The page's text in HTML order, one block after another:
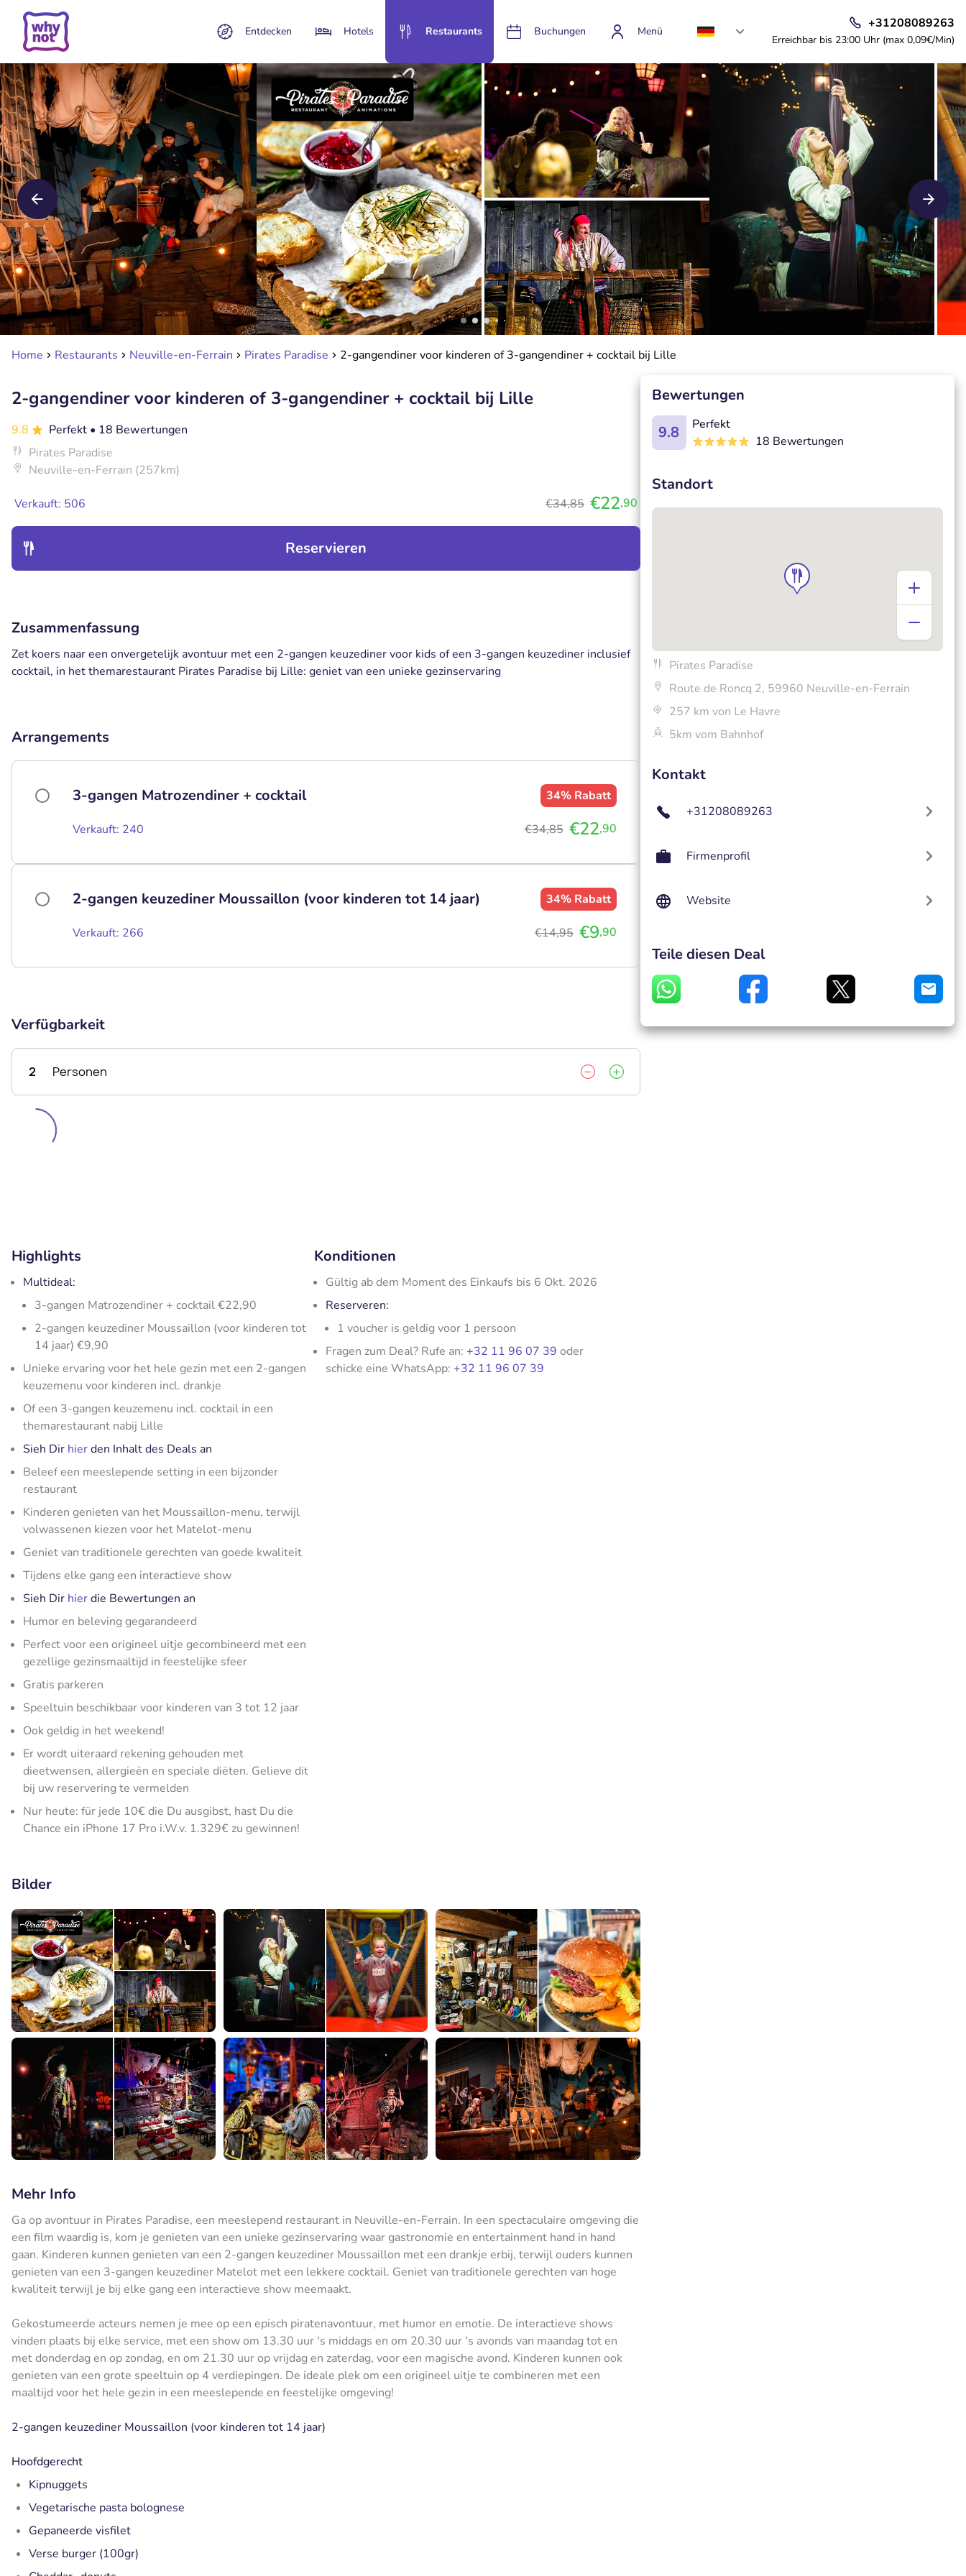
Entdecken Hotels Restaurants Buchungen Menü
+31208089263
Erreichbar bis 23:00 Uhr (max 0,09€/Min)
Home Restaurants Neuville-en-Ferrain Pirates Paradise 2-gangendiner voor kinderen of 3-gangendiner + cocktail bij Lille
2-gangendiner voor kinderen of 3-gangendiner + cocktail bij Lille
9.8 Perfekt • 18 Bewertungen
Pirates Paradise
Neuville-en-Ferrain (257km)
Verkauft: 506 €34,85 €22,90
Reservieren
Zusammenfassung
Zet koers naar een onvergetelijk avontuur met een 2-gangen keuzediner voor kids of een 3-gangen keuzediner inclusief
cocktail, in het themarestaurant Pirates Paradise bij Lille: geniet van een unieke gezinservaring
Arrangements
3-gangen Matrozendiner + cocktail 34% Rabatt
Verkauft: 240 €34,85 €22,90
2-gangen keuzediner Moussaillon (voor kinderen tot 14 jaar) 34% Rabatt
Verkauft: 266 €14,95 €9,90
Verfügbarkeit
2 Personen
Highlights
Multideal:
3-gangen Matrozendiner + cocktail €22,90
2-gangen keuzediner Moussaillon (voor kinderen tot
14 jaar) €9,90
Unieke ervaring voor het hele gezin met een 2-gangen
keuzemenu voor kinderen incl. drankje
Of een 3-gangen keuzemenu incl. cocktail in een
themarestaurant nabij Lille
Sieh Dir hierden Inhalt des Deals an
Beleef een meeslepende setting in een bijzonder
restaurant
Kinderen genieten van het Moussaillon-menu, terwijl
volwassenen kiezen voor het Matelot-menu
Geniet van traditionele gerechten van goede kwaliteit
Tijdens elke gang een interactieve show
Sieh Dir hierdie Bewertungen an
Humor en beleving gegarandeerd
Perfect voor een origineel uitje gecombineerd met een
gezellige gezinsmaaltijd in feestelijke sfeer
Gratis parkeren
Speeltuin beschikbaar voor kinderen van 3 tot 12 jaar
Ook geldig in het weekend!
Er wordt uiteraard rekening gehouden met
dieetwensen, allergieën en speciale diëten. Gelieve dit
bij uw reservering te vermelden
Nur heute: für jede 10€ die Du ausgibst, hast Du die
Chance ein iPhone 17 Pro i.W.v. 1.329€ zu gewinnen!
Konditionen
Gültig ab dem Moment des Einkaufs bis 6 Okt. 2026
Reserveren:
1 voucher is geldig voor 1 persoon
Fragen zum Deal? Rufe an: +32 11 96 07 39 oder
schicke eine WhatsApp: +32 11 96 07 39
Bilder
Mehr Info
Ga op avontuur in Pirates Paradise, een meeslepend restaurant in Neuville-en-Ferrain. In een spectaculaire omgeving die
een film waardig is, kom je genieten van een unieke gezinservaring waar gastronomie en entertainment hand in hand
gaan. Kinderen kunnen genieten van een 2-gangen keuzediner Moussaillon met een drankje erbij, terwijl ouders kunnen
genieten van een 3-gangen keuzediner Matelot met een lekkere cocktail. Geniet van traditionele gerechten van hoge
kwaliteit terwijl je bij elke gang een interactieve show meemaakt.
Gekostumeerde acteurs nemen je mee op een episch piratenavontuur, met humor en emotie. De interactieve shows
vinden plaats bij elke service, met een show om 13.30 uur 's middags en om 20.30 uur 's avonds van maandag tot en
met donderdag en op zondag, en om 21.30 uur op vrijdag en zaterdag, voor een magische avond. Kinderen kunnen ook
genieten van een grote speeltuin op 4 verdiepingen. De ideale plek om een origineel uitje te combineren met een
maaltijd voor het hele gezin in een meeslepende en feestelijke omgeving!
2-gangen keuzediner Moussaillon (voor kinderen tot 14 jaar)
Hoofdgerecht
Kipnuggets
Vegetarische pasta bolognese
Gepaneerde visfilet
Verse burger (100gr)
Bewertungen
9.8
Perfekt
18 Bewertungen
Standort
Pirates Paradise
Route de Roncq 2, 59960 Neuville-en-Ferrain
257 km von Le Havre
5km vom Bahnhof
Kontakt
+31208089263
Firmenprofil
Website
Teile diesen Deal